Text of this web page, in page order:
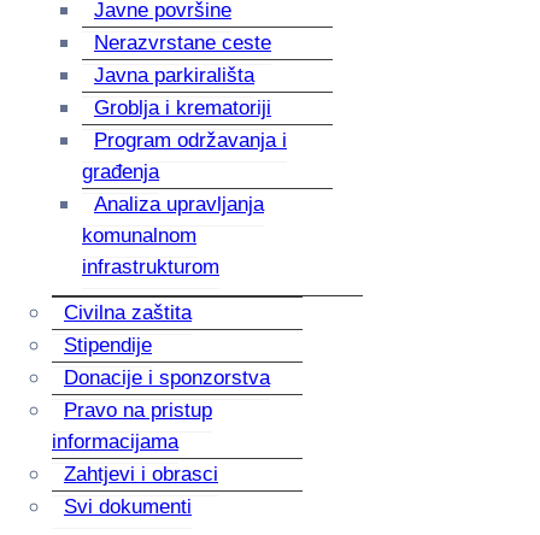
Javne površine
Nerazvrstane ceste
Javna parkirališta
Groblja i krematoriji
Program održavanja i
građenja
Analiza upravljanja
komunalnom
infrastrukturom
Civilna zaštita
Stipendije
Donacije i sponzorstva
Pravo na pristup
informacijama
Zahtjevi i obrasci
Svi dokumenti